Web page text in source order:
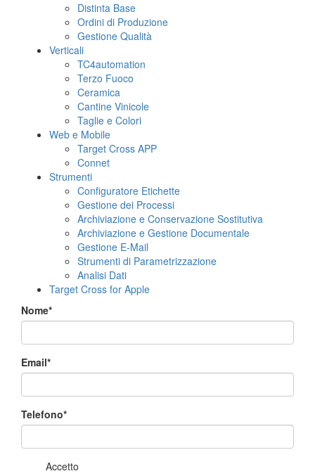
Distinta Base
Ordini di Produzione
Gestione Qualità
Verticali
TC4automation
Terzo Fuoco
Ceramica
Cantine Vinicole
Taglie e Colori
Web e Mobile
Target Cross APP
Connet
Strumenti
Configuratore Etichette
Gestione dei Processi
Archiviazione e Conservazione Sostitutiva
Archiviazione e Gestione Documentale
Gestione E-Mail
Strumenti di Parametrizzazione
Analisi Dati
Target Cross for Apple
Nome*
Email*
Telefono*
Accetto